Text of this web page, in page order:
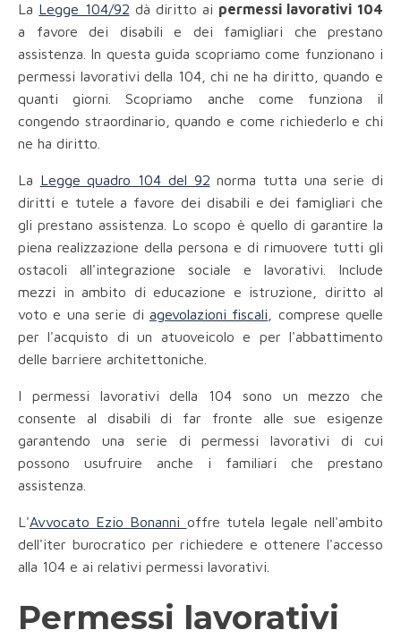
La Legge 104/92 dà diritto ai permessi lavorativi 104
a favore dei disabili e dei famigliari che prestano
assistenza. In questa guida scopriamo come funzionano i
permessi lavorativi della 104, chi ne ha diritto, quando e
quanti giorni. Scopriamo anche come funziona il
congendo straordinario, quando e come richiederlo e chi
ne ha diritto.
La Legge quadro 104 del 92 norma tutta una serie di
diritti e tutele a favore dei disabili e dei famigliari che
gli prestano assistenza. Lo scopo è quello di garantire la
piena realizzazione della persona e di rimuovere tutti gli
ostacoli all'integrazione sociale e lavorativi. Include
mezzi in ambito di educazione e istruzione, diritto al
voto e una serie di agevolazioni fiscali , comprese quelle
per l'acquisto di un atuoveicolo e per l'abbattimento
delle barriere architettoniche.
I permessi lavorativi della 104 sono un mezzo che
consente al disabili di far fronte alle sue esigenze
garantendo una serie di permessi lavorativi di cui
possono usufruire anche i familiari che prestano
assistenza.
L'Avvocato Ezio Bonanni offre tutela legale nell'ambito
dell'iter burocratico per richiedere e ottenere l'accesso
alla 104 e ai relativi permessi lavorativi.
Permessi lavorativi